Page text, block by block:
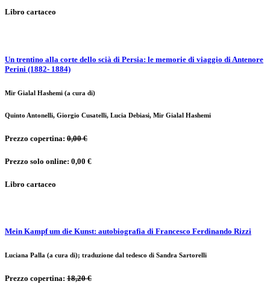
Libro cartaceo
Un trentino alla corte dello scià di Persia: le memorie di viaggio di Antenore
Perini (1882- 1884)
Mir Gialal Hashemi (a cura di)
Quinto Antonelli, Giorgio Cusatelli, Lucia Debiasi, Mir Gialal Hashemi
Prezzo copertina: 0,00 €
Prezzo solo online: 0,00 €
Libro cartaceo
Mein Kampf um die Kunst: autobiografia di Francesco Ferdinando Rizzi
Luciana Palla (a cura di); traduzione dal tedesco di Sandra Sartorelli
Prezzo copertina: 18,20 €